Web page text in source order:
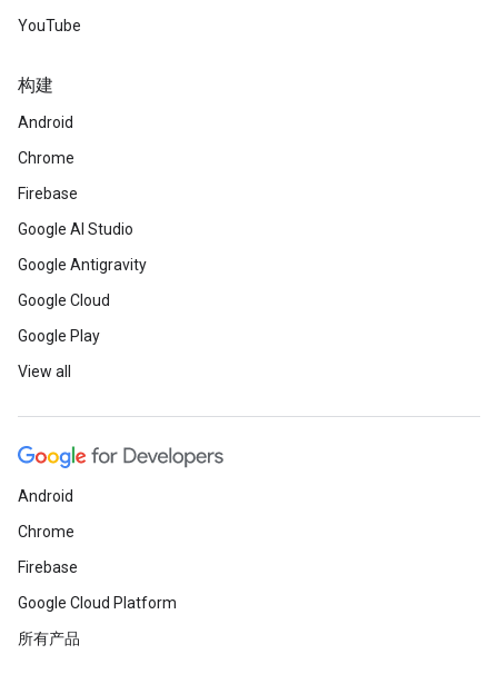
YouTube
构建
Android
Chrome
Firebase
Google AI Studio
Google Antigravity
Google Cloud
Google Play
View all
Android
Chrome
Firebase
Google Cloud Platform
所有产品